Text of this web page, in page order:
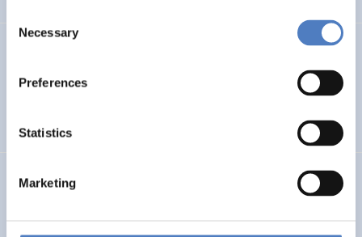
Selection
Necessary
Preferences
Statistics
Marketing
Microalgae Protein Ingredients for the Food and Feed of
Kooperationen öffentlicher Universitäten und